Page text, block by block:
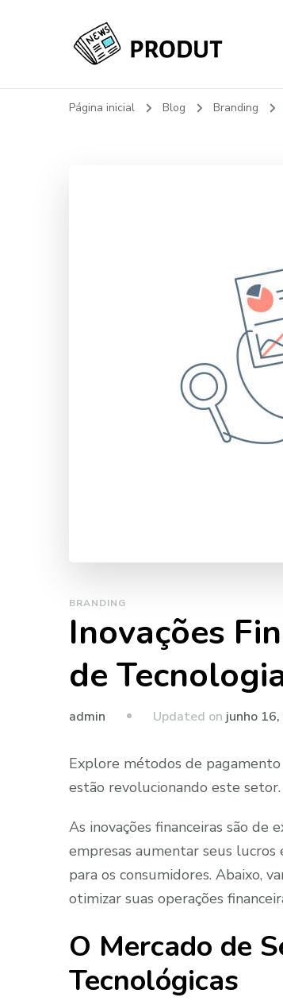
My Blog
Página inicial Blog Branding
BRANDING
Inovações
de
admin Updated on junho
Explore métodos de
estão revolucionando este setor.
As inovações financeiras são
empresas aumentar seus
para os consumidores. Abaixo,
otimizar suas operações
O Mercado de
Tecnológicas